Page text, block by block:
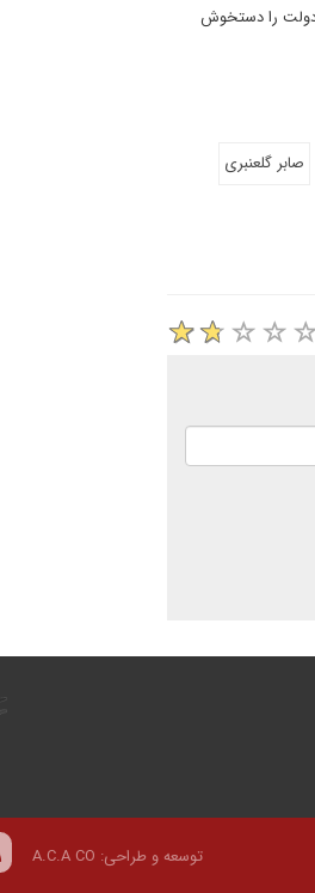
دولت را دستخوش
صابر گلعنبری
توسعه و طراحی: A.C.A CO